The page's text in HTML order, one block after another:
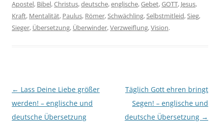
Apostel, Bibel,Christus,deutsche,englische,Gebet,GOTT, Jesus,
Kraft, Mentalität, Paulus, Römer,Schwächling,Selbstmitleid,Sieg,
Sieger, Übersetzung, Überwinder,Verzweiflung,Vision.
Beitragsnavigation
← Lass Deine Liebe größer
werden! – englische und
deutsche Übersetzung
Täglich Gott ehren bringt
Segen! – englische und
deutsche Übersetzung →